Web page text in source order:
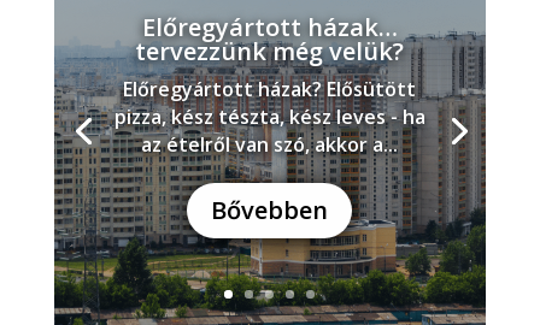
Előregyártott házak…
tervezzünk még velük?
Előregyártott házak? Elősütött
pizza, kész tészta, kész leves - ha
az ételről van szó, akkor a...
Bővebben